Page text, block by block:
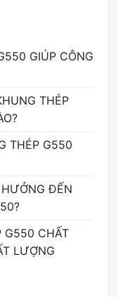
GIÚP CÔNG
THÉP
THÉP G550
ĐẾN
G550 CHẤT
LƯỢNG